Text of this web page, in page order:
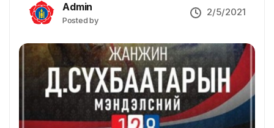
Admin
Posted by
2/5/2021